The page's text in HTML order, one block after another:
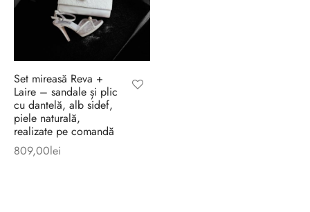
Set mireasă Reva +
Laire – sandale și plic
cu dantelă, alb sidef,
piele naturală,
realizate pe comandă
809,00lei